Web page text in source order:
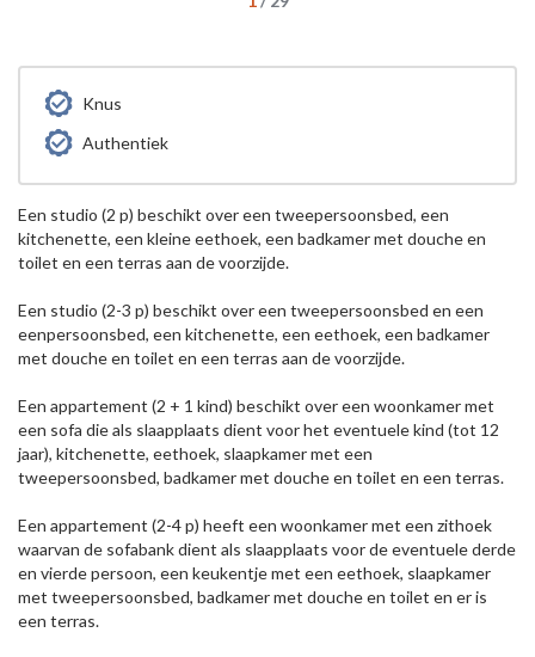
Knus
Authentiek
Een studio (2 p) beschikt over een tweepersoonsbed, een
kitchenette, een kleine eethoek, een badkamer met douche en
toilet en een terras aan de voorzijde.
Een studio (2-3 p) beschikt over een tweepersoonsbed en een
eenpersoonsbed, een kitchenette, een eethoek, een badkamer
met douche en toilet en een terras aan de voorzijde.
Een appartement (2 + 1 kind) beschikt over een woonkamer met
een sofa die als slaapplaats dient voor het eventuele kind (tot 12
jaar), kitchenette, eethoek, slaapkamer met een
tweepersoonsbed, badkamer met douche en toilet en een terras.
Een appartement (2-4 p) heeft een woonkamer met een zithoek
waarvan de sofabank dient als slaapplaats voor de eventuele derde
en vierde persoon, een keukentje met een eethoek, slaapkamer
met tweepersoonsbed, badkamer met douche en toilet en er is
een terras.